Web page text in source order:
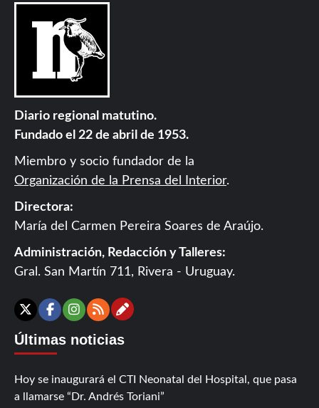
Diario regional matutino.
Fundado el 22 de abril de 1953.
Miembro y socio fundador de la
Organización de la Prensa del Interior.
Directora:
María del Carmen Pereira Soares de Araújo.
Administración, Redacción y Talleres:
Gral. San Martín 711, Rivera - Uruguay.
X Facebook
Instagram
RSSContáctanos
Últimas noticias
Hoy se inaugurará el CTI Neonatal del Hospital, que pasa
a llamarse “Dr. Andrés Toriani”